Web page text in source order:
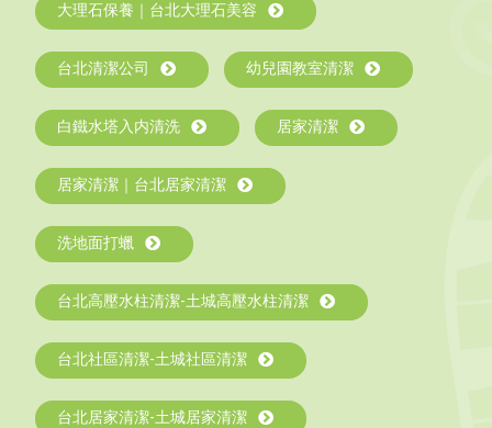
大理石保養｜台北大理石美容
台北清潔公司 幼兒園教室清潔
白鐵水塔入内清洗 居家清潔
居家清潔｜台北居家清潔
洗地面打蠟
台北高壓水柱清潔-土城高壓水柱清潔
台北社區清潔-土城社區清潔
台北居家清潔-土城居家清潔